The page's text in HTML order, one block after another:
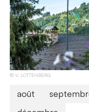
V. LOTTENBERG
août